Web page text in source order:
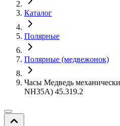
Каталог
Полярные
Полярные (медвежонок)
Часы Медведь
NH35A) 45.319.2